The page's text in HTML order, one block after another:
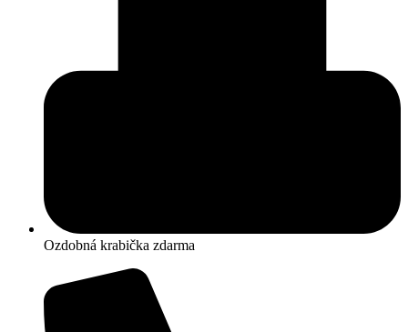
Ozdobná krabička zdarma